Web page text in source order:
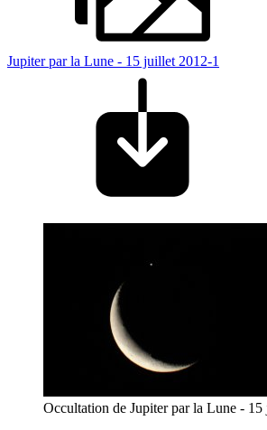
Jupiter par la Lune - 15 juillet 2012-1
Occultation de Jupiter par la Lune -